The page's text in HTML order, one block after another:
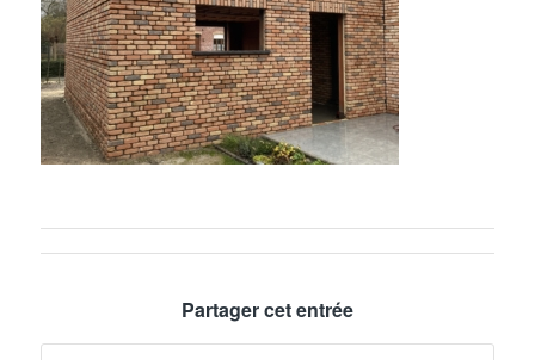
Partager cet entrée